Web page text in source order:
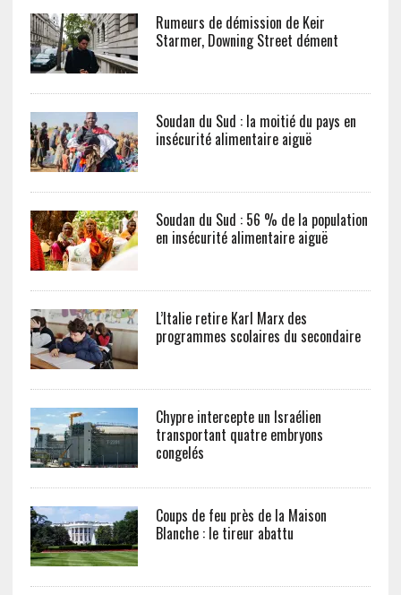
Rumeurs de démission de Keir
Starmer, Downing Street dément
Soudan du Sud : la moitié du pays en
insécurité alimentaire aiguë
Soudan du Sud : 56 % de la population
en insécurité alimentaire aiguë
L’Italie retire Karl Marx des
programmes scolaires du secondaire
Chypre intercepte un Israélien
transportant quatre embryons
congelés
Coups de feu près de la Maison
Blanche : le tireur abattu